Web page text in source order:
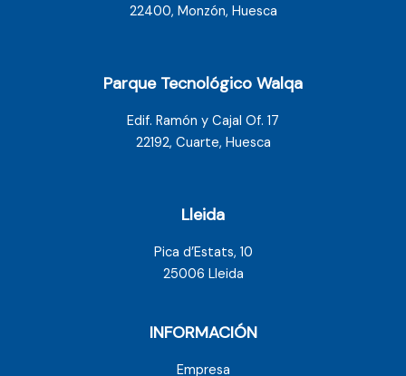
22400, Monzón, Huesca
Parque Tecnológico Walqa
Edif. Ramón y Cajal Of. 17
22192, Cuarte, Huesca
Lleida
Pica d’Estats, 10
25006 Lleida
INFORMACIÓN
Empresa